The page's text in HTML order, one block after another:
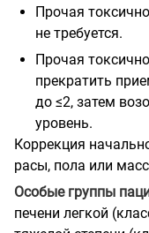
Прочая
не требуется.
Прочая
прекратить
до ≤2, затем
уровень.
Коррекция
расы, пола или
Особые группы
печени легкой